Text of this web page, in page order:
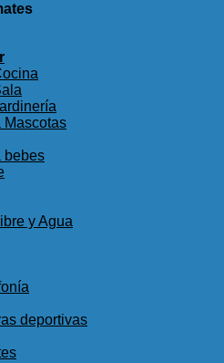
Mascotas
bebes
y Agua
deportivas